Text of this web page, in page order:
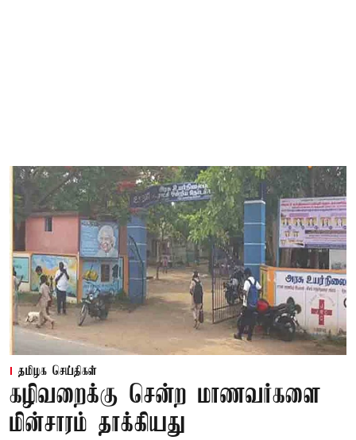
தமிழக செய்திகள்
கழிவறைக்கு சென்ற மாணவர்களை
மின்சாரம் தாக்கியது